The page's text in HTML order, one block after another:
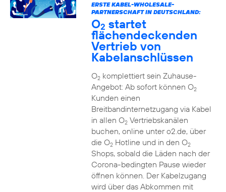
ERSTE KABEL-WHOLESALE-
PARTNERSCHAFT IN DEUTSCHLAND:
O2 startet
flächendeckenden
Vertrieb von
Kabelanschlüssen
O2komplettiert sein Zuhause-
Angebot: Ab sofort können O2
Kunden einen
Breitbandinternetzugang via Kabel
in allen O2Vertriebskanälen
buchen, online unter o2.de, über
die O2Hotline und in den O2
Shops, sobald die Läden nach der
Corona-bedingten Pause wieder
öffnen können. Der Kabelzugang
wird über das Abkommen mit